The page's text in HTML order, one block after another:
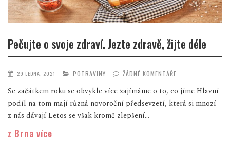
Pečujte o svoje zdraví. Jezte zdravě, žijte déle
29 LEDNA, 2021 POTRAVINY ŽÁDNÉ KOMENTÁŘE
Se začátkem roku se obvykle více zajímáme o to, co jíme Hlavní
podíl na tom mají různá novoroční předsevzetí, která si mnozí
z nás dávají Letos se však kromě zlepšení...
z Brna více